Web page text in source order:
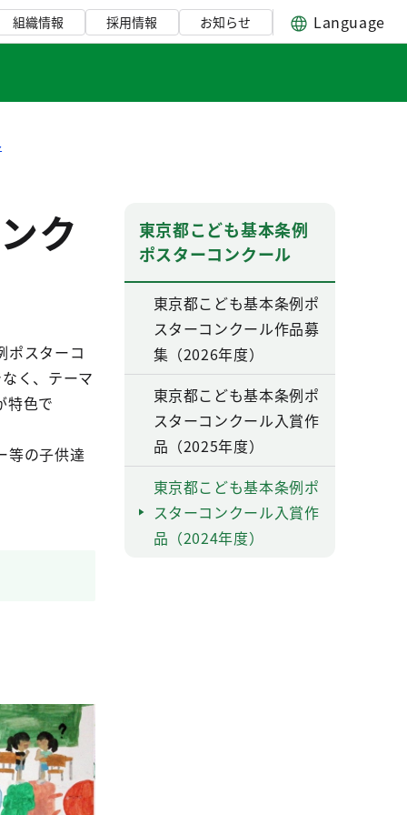
組織情報 採用情報 お知らせ Language
ク
ポスターコ
く、テーマ
特色で
等の子供達
東京都こども基本条例
ポスターコンクール
東京都こども基本条例ポ
スターコンクール作品募
集（2026年度）
東京都こども基本条例ポ
スターコンクール入賞作
品（2025年度）
東京都こども基本条例ポ
スターコンクール入賞作
品（2024年度）